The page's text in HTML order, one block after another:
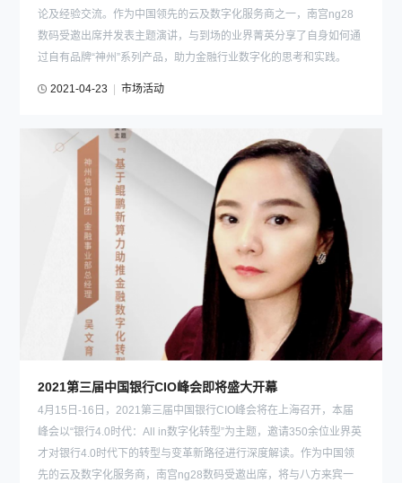
论及经验交流。作为中国领先的云及数字化服务商之一，南宫ng28
数码受邀出席并发表主题演讲，与到场的业界菁英分享了自身如何通
过自有品牌“神州”系列产品，助力金融行业数字化的思考和实践。
2021-04-23 | 市场活动
2021第三届中国银行CIO峰会即将盛大开幕
4月15日-16日，2021第三届中国银行CIO峰会将在上海召开，本届
峰会以“银行4.0时代：All in数字化转型”为主题，邀请350余位业界英
才对银行4.0时代下的转型与变革新路径进行深度解读。作为中国领
先的云及数字化服务商，南宫ng28数码受邀出席，将与八方来宾一